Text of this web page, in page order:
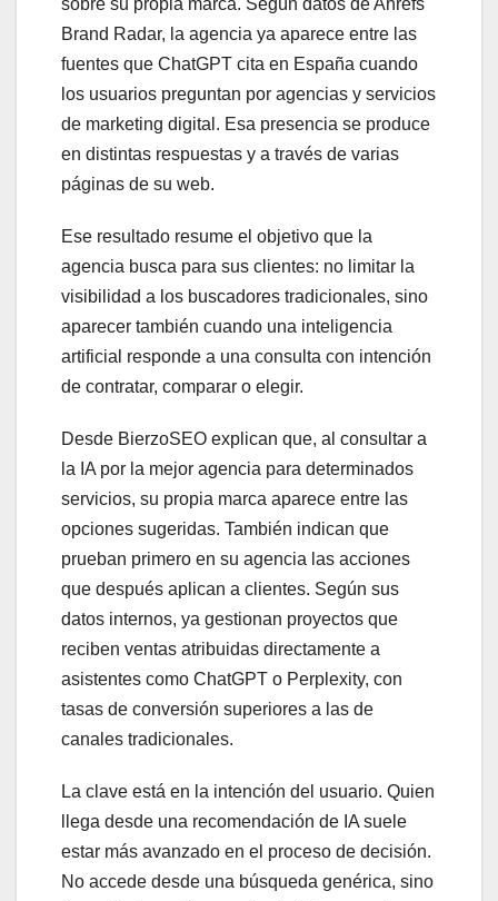
sobre su propia marca. Según datos de Ahrefs
Brand Radar, la agencia ya aparece entre las
fuentes que ChatGPT cita en España cuando
los usuarios preguntan por agencias y servicios
de marketing digital. Esa presencia se produce
en distintas respuestas y a través de varias
páginas de su web.
Ese resultado resume el objetivo que la
agencia busca para sus clientes: no limitar la
visibilidad a los buscadores tradicionales, sino
aparecer también cuando una inteligencia
artificial responde a una consulta con intención
de contratar, comparar o elegir.
Desde BierzoSEO explican que, al consultar a
la IA por la mejor agencia para determinados
servicios, su propia marca aparece entre las
opciones sugeridas. También indican que
prueban primero en su agencia las acciones
que después aplican a clientes. Según sus
datos internos, ya gestionan proyectos que
reciben ventas atribuidas directamente a
asistentes como ChatGPT o Perplexity, con
tasas de conversión superiores a las de
canales tradicionales.
La clave está en la intención del usuario. Quien
llega desde una recomendación de IA suele
estar más avanzado en el proceso de decisión.
No accede desde una búsqueda genérica, sino